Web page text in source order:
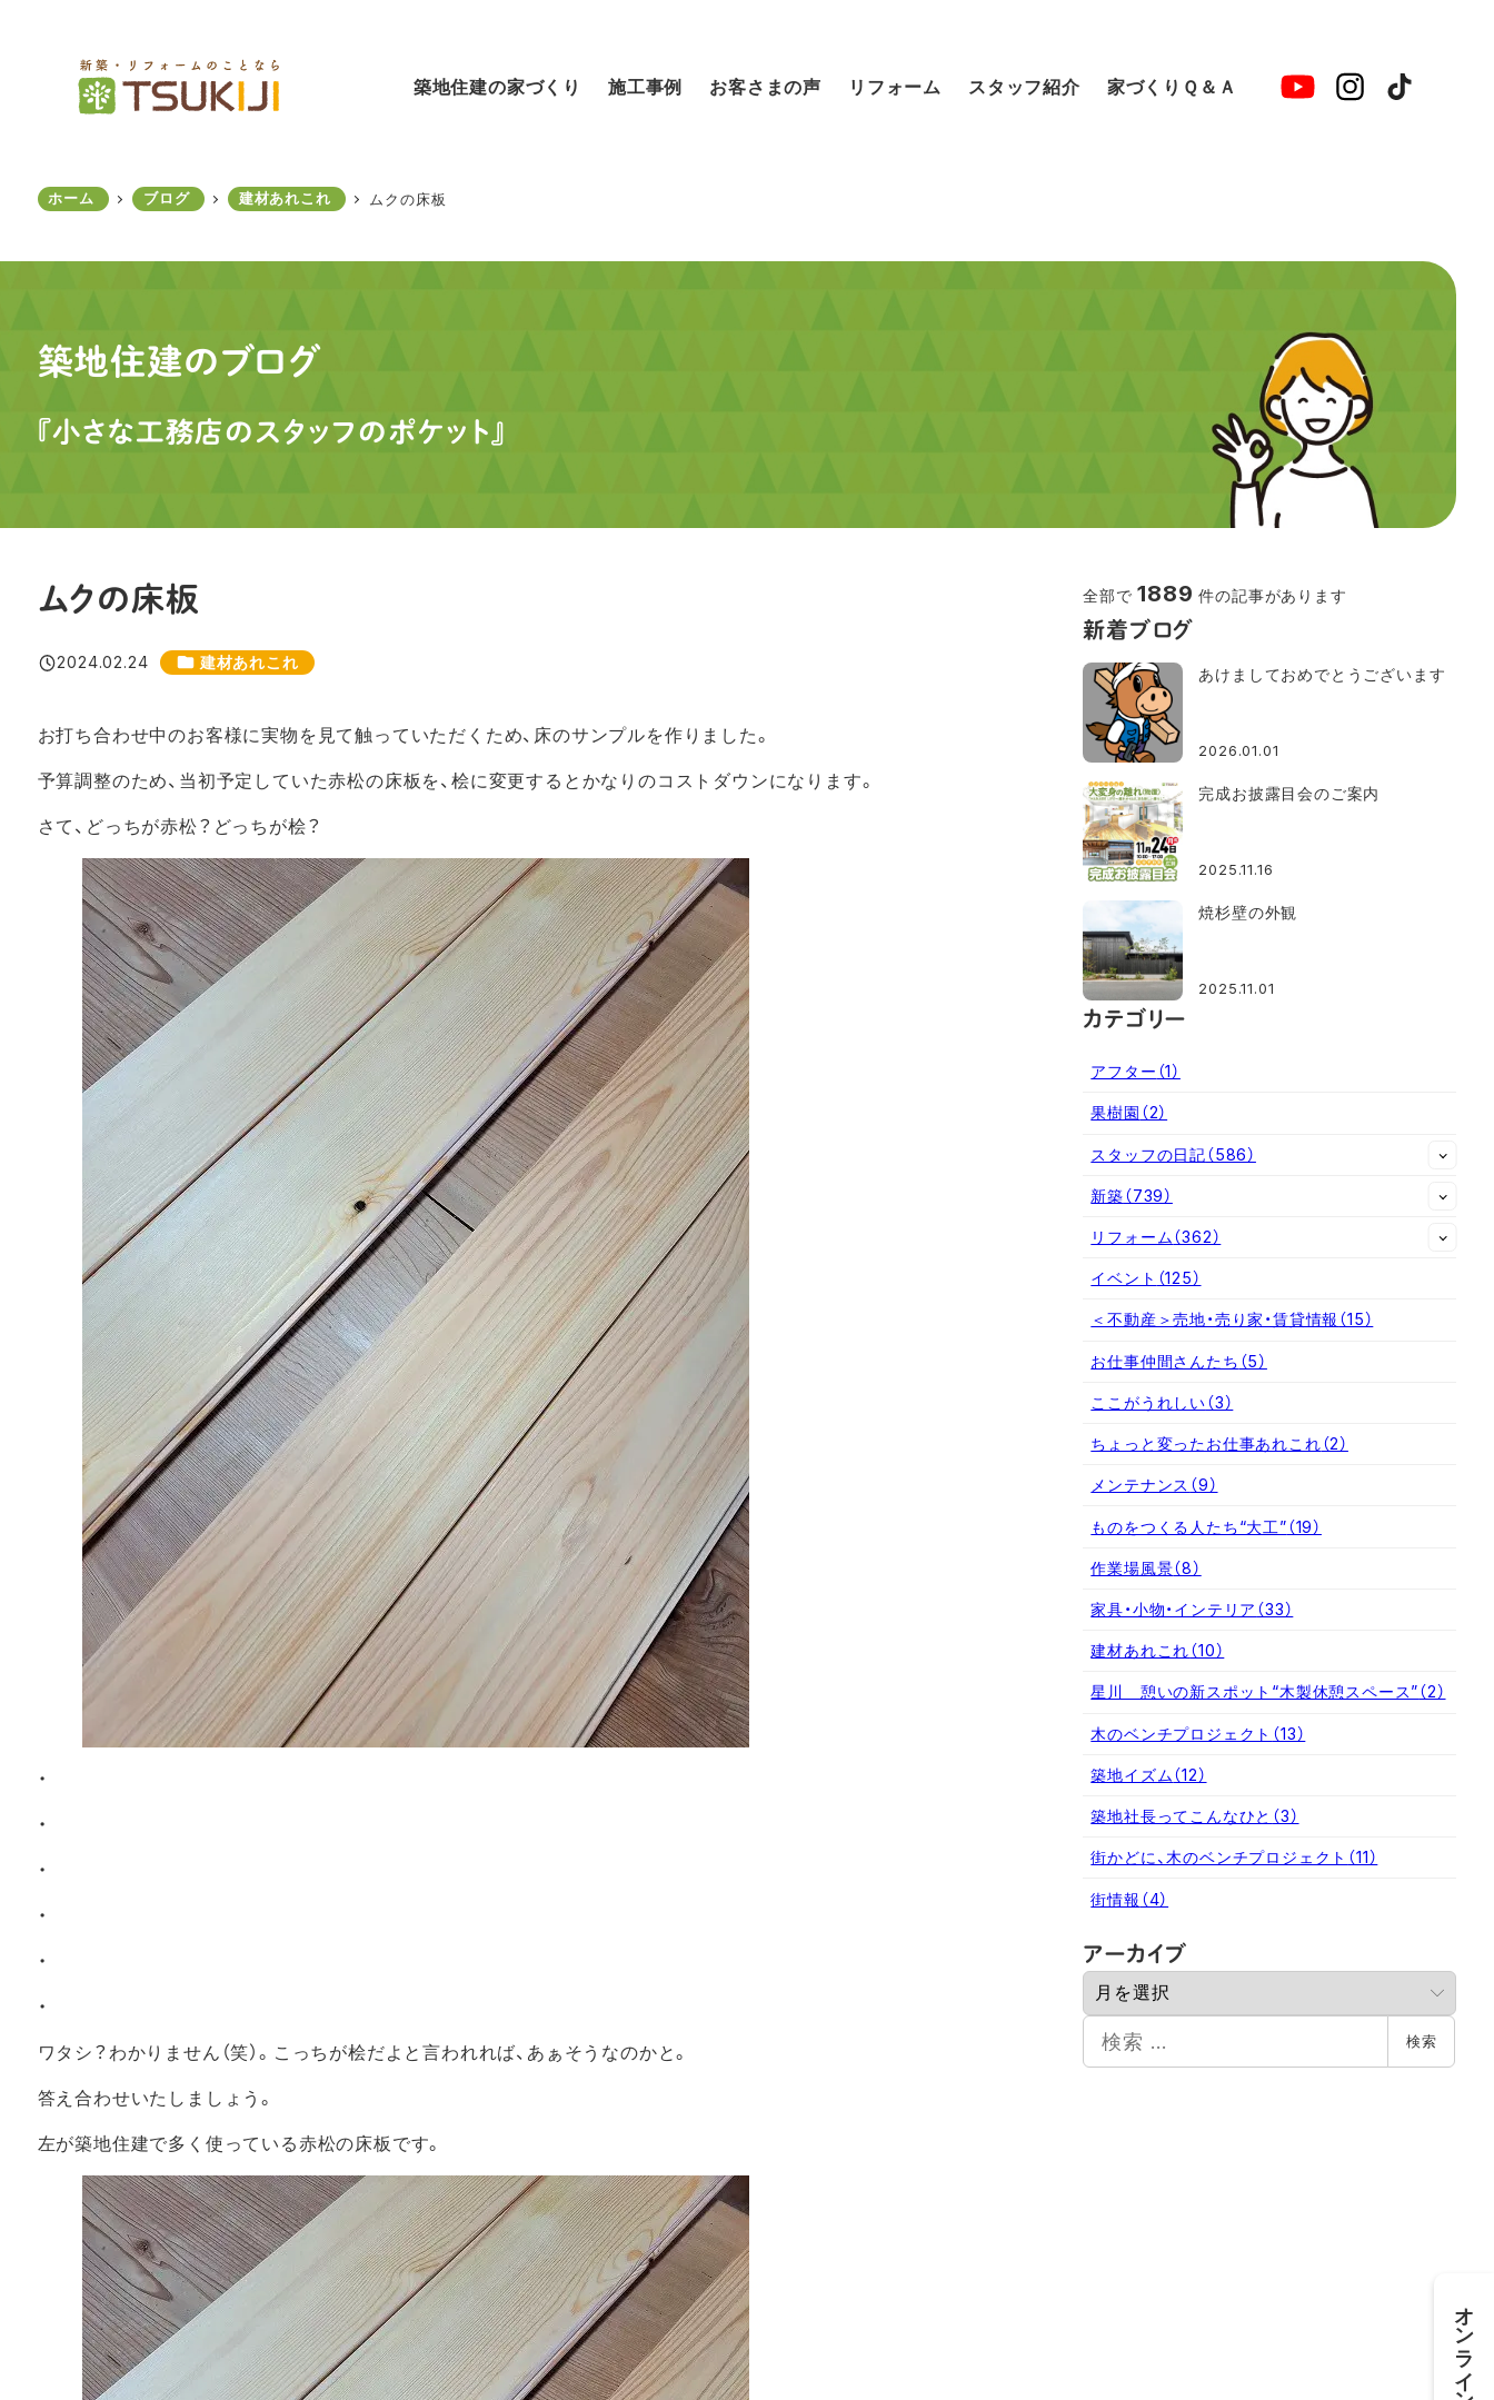
築地住建の家づくり 施工事例 お客さまの声 リフォーム スタッフ紹介 家づくりＱ＆Ａ
ホーム ブログ 建材あれこれ ムクの床板
築地住建のブログ
『小さな工務店のスタッフのポケット』
ムクの床板
投稿日
2024.02.24 カテゴリー
建材あれこれ
お打ち合わせ中のお客様に実物を見て触っていただくため、床のサンプルを作りました。
予算調整のため、当初予定していた赤松の床板を、桧に変更するとかなりのコストダウンになります。
さて、どっちが赤松？どっちが桧？
・
・
・
・
・
・
ワタシ？わかりません（笑）。こっちが桧だよと言われれば、あぁそうなのかと。
答え合わせいたしましょう。
左が築地住建で多く使っている赤松の床板です。
全部で1889 件の記事があります
新着ブログ
あけましておめでとうございます
2026.01.01
完成お披露目会のご案内
2025.11.16
焼杉壁の外観
2025.11.01
カテゴリー
アフター （1）
果樹園 （2）
スタッフの日記（586）
新築（739）
リフォーム（362）
イベント （125）
＜不動産＞売地・売り家・賃貸情報 （15）
お仕事仲間さんたち （5）
ここがうれしい（3）
ちょっと変ったお仕事あれこれ（2）
メンテナンス （9）
ものをつくる人たち“大工”（19）
作業場風景（8）
家具・小物・インテリア （33）
建材あれこれ（10）
星川 憩いの新スポット“木製休憩スペース”（2）
木のベンチプロジェクト （13）
築地イズム（12）
築地社長ってこんなひと （3）
街かどに、木のベンチプロジェクト （11）
街情報 （4）
アーカイブ
ー
イ
検
検索
オンライン相談